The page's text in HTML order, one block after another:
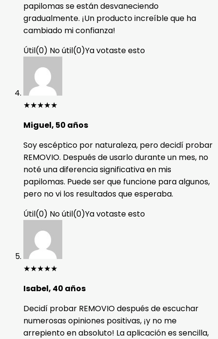
papilomas se están desvaneciendo
gradualmente. ¡Un producto increíble que ha
cambiado mi confianza!
Útil(0) No útil(0)Ya votaste esto
★★★★★
Miguel, 50 años
Soy escéptico por naturaleza, pero decidí probar
REMOVIO. Después de usarlo durante un mes, no
noté una diferencia significativa en mis
papilomas. Puede ser que funcione para algunos,
pero no vi los resultados que esperaba.
Útil(0) No útil(0)Ya votaste esto
★★★★★
Isabel, 40 años
Decidí probar REMOVIO después de escuchar
numerosas opiniones positivas, ¡y no me
arrepiento en absoluto! La aplicación es sencilla,